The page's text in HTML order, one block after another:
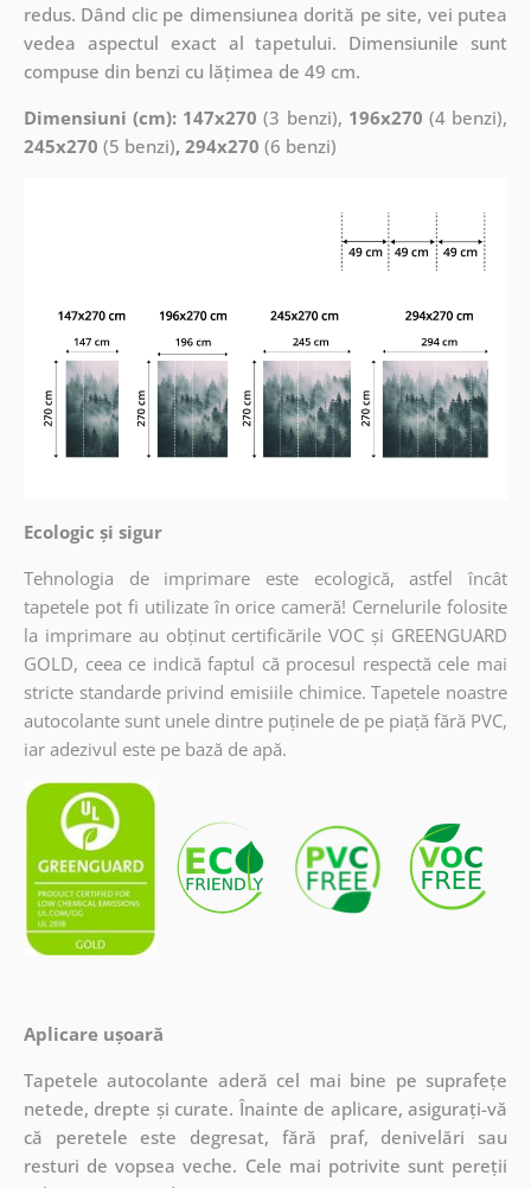
redus. Dând clic pe dimensiunea dorită pe site, vei putea
vedea aspectul exact al tapetului. Dimensiunile sunt
compuse din benzi cu lățimea de 49 cm.
Dimensiuni (cm): 147x270 (3 benzi), 196x270 (4 benzi),
245x270 (5 benzi), 294x270 (6 benzi)
Ecologic și sigur
Tehnologia de imprimare este ecologică, astfel încât
tapetele pot fi utilizate în orice cameră! Cernelurile folosite
la imprimare au obținut certificările VOC și GREENGUARD
GOLD, ceea ce indică faptul că procesul respectă cele mai
stricte standarde privind emisiile chimice. Tapetele noastre
autocolante sunt unele dintre puținele de pe piață fără PVC,
iar adezivul este pe bază de apă.
Aplicare ușoară
Tapetele autocolante aderă cel mai bine pe suprafețe
netede, drepte și curate. Înainte de aplicare, asigurați-vă
că peretele este degresat, fără praf, denivelări sau
resturi de vopsea veche. Cele mai potrivite sunt pereții